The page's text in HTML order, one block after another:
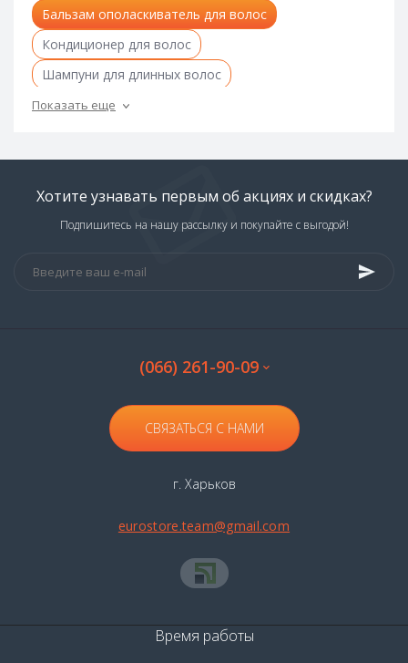
Бальзам ополаскиватель для волос
Кондиционер для волос
Шампуни для длинных волос
Шампунь для каштановых волос
Шампунь для нормальных волос
Шампуни для обесцвеченных волос
Шампунь для окрашенных волос
Шампунь для вьющихся волос
Показать еще
Хотите узнавать первым об акциях и скидках?
Подпишитесь на нашу рассылку и покупайте с выгодой!
(066) 261-90-09
СВЯЗАТЬСЯ С НАМИ
г. Харьков
eurostore.team@gmail.com
Время работы